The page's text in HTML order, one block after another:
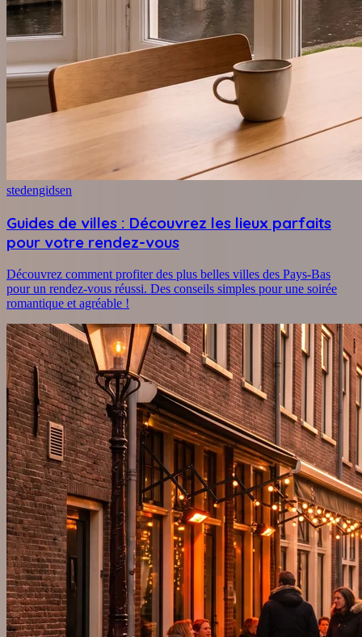
stedengidsen
Guides de villes : Découvrez les lieux parfaits
pour votre rendez-vous
Découvrez comment profiter des plus belles villes des Pays-Bas
pour un rendez-vous réussi. Des conseils simples pour une soirée
romantique et agréable !